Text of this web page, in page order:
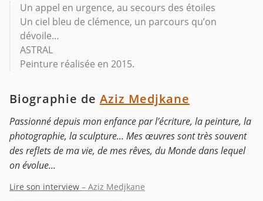
Un appel en urgence, au secours des étoiles
Un ciel bleu de clémence, un parcours qu’on
dévoile…
ASTRAL
Peinture réalisée en 2015.
Biographie de Aziz Medjkane
Passionné depuis mon enfance par l’écriture, la peinture, la
photographie, la sculpture... Mes œuvres sont très souvent
des reflets de ma vie, de mes rêves, du Monde dans lequel
on évolue...
Lire son interview – Aziz Medjkane